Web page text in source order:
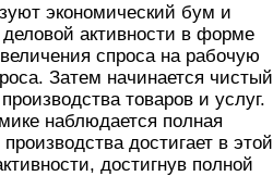
экономический бум и
активности в форме
спроса на рабочую
Затем начинается чистый
товаров и услуг.
наблюдается полная
достигает в этой
достигнув полной